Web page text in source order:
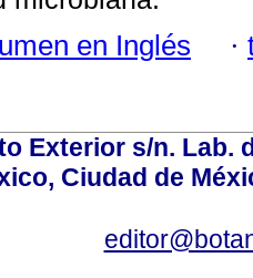
en Inglés ·
Exterior s/n. Lab.
Ciudad de